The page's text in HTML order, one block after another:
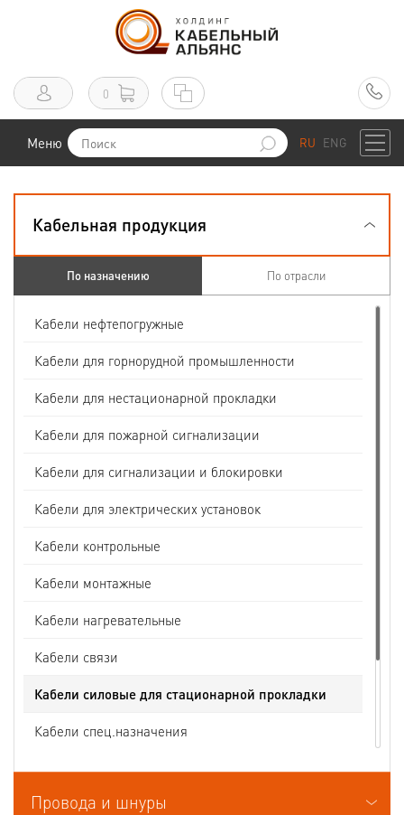
0
Меню RU ENG
Кабельная продукция
По назначению По отрасли
Кабели нефтепогружные
Кабели для горнорудной промышленности
Кабели для нестационарной прокладки
Кабели для пожарной сигнализации
Кабели для сигнализации и блокировки
Кабели для электрических установок
Кабели контрольные
Кабели монтажные
Кабели нагревательные
Кабели связи
Кабели силовые для стационарной прокладки
Кабели спец.назначения
Кабели судовые
Кабели термоэлектродные
Провода и шнуры